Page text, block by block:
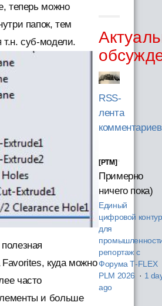
теперь можно
папок, тем
суб-модели.
куда можно
часто
и больше
RSS-
лента
комментариев
[PTM]
Примерно
ничего пока)
Единый
цифровой контур
для
репортаж с
Форума T‑FLEX
PLM 2026 · 1
ago